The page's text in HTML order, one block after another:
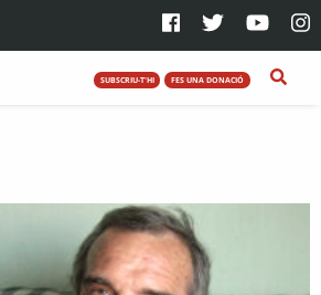
SUBSCRIU-T'HI FES UNA DONACIÓ